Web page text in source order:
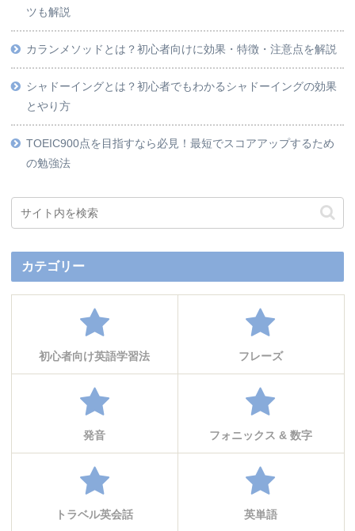
ツも解説
カランメソッドとは？初心者向けに効果・特徴・注意点を解説
シャドーイングとは？初心者でもわかるシャドーイングの効果
とやり方
TOEIC900点を目指すなら必見！最短でスコアアップするため
の勉強法
カテゴリー
初心者向け英語学習法 フレーズ
発音 フォニックス & 数字
トラベル英会話 英単語